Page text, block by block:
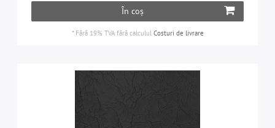
În coș
* Fără 19% TVAfără calculul Costuri de livrare